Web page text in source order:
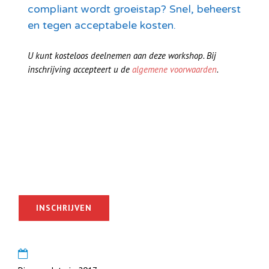
compliant wordt groeistap? Snel, beheerst
en tegen acceptabele kosten.
U kunt kosteloos deelnemen aan deze workshop. Bij
inschrijving accepteert u de algemene voorwaarden.
INSCHRIJVEN